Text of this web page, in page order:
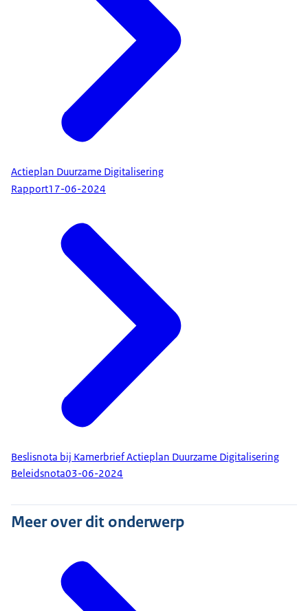
Actieplan Duurzame Digitalisering
Rapport17-06-2024
Beslisnota bij Kamerbrief Actieplan Duurzame Digitalisering
Beleidsnota03-06-2024
Meer over dit onderwerp